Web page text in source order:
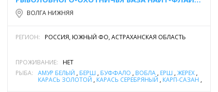
ВОЛГА НИЖНЯЯ
РЕГИОН: РОССИЯ, ЮЖНЫЙ ФО, АСТРАХАНСКАЯ ОБЛАСТЬ
ПРОЖИВАНИЕ:
НЕТ
РЫБА:
АМУР БЕЛЫЙ , БЕРШ , БУФФАЛО , ВОБЛА , ЁРШ ,ЖЕРЕХ ,
КАРАСЬ ЗОЛОТОЙ , КАРАСЬ СЕРЕБРЯНЫЙ , КАРП-САЗАН ,